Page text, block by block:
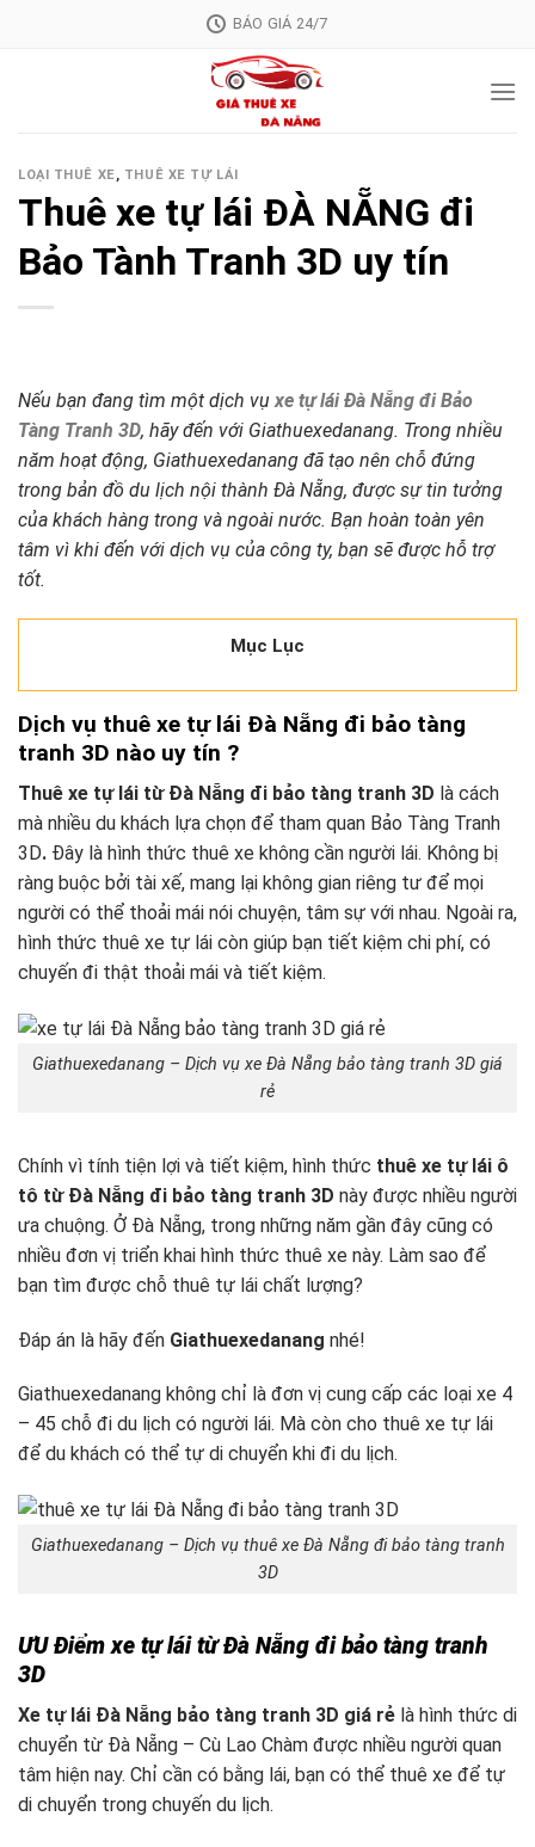
BÁO GIÁ 24/7
LOẠI THUÊ XE, THUÊ XE TỰ LÁI
Thuê xe tự lái ĐÀ NẴNG đi
Bảo Tành Tranh 3D uy tín
Nếu bạn đang tìm một dịch vụ xe tự lái Đà Nẵng đi Bảo
Tàng Tranh 3D, hãy đến với Giathuexedanang. Trong nhiều
năm hoạt động, Giathuexedanang đã tạo nên chỗ đứng
trong bản đồ du lịch nội thành Đà Nẵng, được sự tin tưởng
của khách hàng trong và ngoài nước. Bạn hoàn toàn yên
tâm vì khi đến với dịch vụ của công ty, bạn sẽ được hỗ trợ
tốt.
Mục Lục
Dịch vụ thuê xe tự lái Đà Nẵng đi bảo tàng
tranh 3D nào uy tín ?
Thuê xe tự lái từ Đà Nẵng đi bảo tàng tranh 3D là cách
mà nhiều du khách lựa chọn để tham quan Bảo Tàng Tranh
3D. Đây là hình thức thuê xe không cần người lái. Không bị
ràng buộc bởi tài xế, mang lại không gian riêng tư để mọi
người có thể thoải mái nói chuyện, tâm sự với nhau. Ngoài ra,
hình thức thuê xe tự lái còn giúp bạn tiết kiệm chi phí, có
chuyến đi thật thoải mái và tiết kiệm.
Giathuexedanang – Dịch vụ xe Đà Nẵng bảo tàng tranh 3D giá
rẻ
Chính vì tính tiện lợi và tiết kiệm, hình thức thuê xe tự lái ô
tô từ Đà Nẵng đi bảo tàng tranh 3D này được nhiều người
ưa chuộng. Ở Đà Nẵng, trong những năm gần đây cũng có
nhiều đơn vị triển khai hình thức thuê xe này. Làm sao để
bạn tìm được chỗ thuê tự lái chất lượng?
Đáp án là hãy đến Giathuexedanang nhé!
Giathuexedanang không chỉ là đơn vị cung cấp các loại xe 4
– 45 chỗ đi du lịch có người lái. Mà còn cho thuê xe tự lái
để du khách có thể tự di chuyển khi đi du lịch.
Giathuexedanang – Dịch vụ thuê xe Đà Nẵng đi bảo tàng tranh
3D
ƯU Điểm xe tự lái từ Đà Nẵng đi bảo tàng tranh
3D
Xe tự lái Đà Nẵng bảo tàng tranh 3D giá rẻ là hình thức di
chuyển từ Đà Nẵng – Cù Lao Chàm được nhiều người quan
tâm hiện nay. Chỉ cần có bằng lái, bạn có thể thuê xe để tự
di chuyển trong chuyến du lịch.